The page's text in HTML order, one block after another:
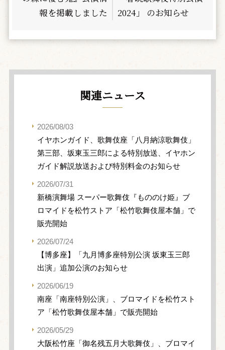
報を掲載しました
2024」 のお知らせ
関連ニュース
2026/08/03
イヤホンガイド、歌舞伎座「八月納涼歌舞伎」
第三部、坂東玉三郎による特別放送、イヤホン
ガイド解説放送および特別料金のお知らせ
2026/07/31
新橋演舞場 スーパー歌舞伎『もののけ姫』ブ
ロマイドを松竹ストア「松竹歌舞伎屋本舗」で
販売開始
2026/07/24
【博多座】「九月博多座特別公演 坂東玉三郎
出演」追加公演のお知らせ
2026/06/19
南座「南座特別公演」、ブロマイドを松竹スト
ア「松竹歌舞伎屋本舗」で販売開始
2026/05/29
大阪松竹座「御名残五月大歌舞伎」、ブロマイ